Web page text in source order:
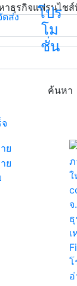
ดส่ง
โปร
โม
ชั่น
าธุรกิจแฟรนไช
ค้นหา
โ